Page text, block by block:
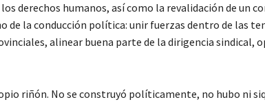
derechos humanos, así como la revalidación de un
la conducción política: unir fuerzas dentro de las
alinear buena parte de la dirigencia sindical,
riñón. No se construyó políticamente, no hubo ni